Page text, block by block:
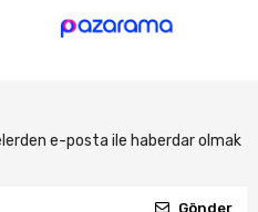
e-posta ile haberdar olmak
Gönder